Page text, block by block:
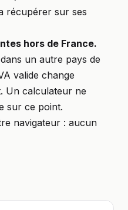
récupérer sur ses
hors de France.
un autre pays de
valide change
Un calculateur ne
sur ce point.
navigateur : aucun